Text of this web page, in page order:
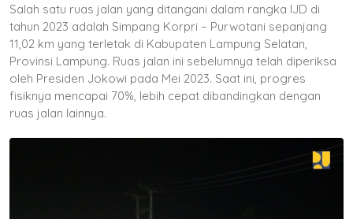
Salah satu ruas jalan yang ditangani dalam rangka IJD di
tahun 2023 adalah Simpang Korpri – Purwotani sepanjang
11,02 km yang terletak di Kabupaten Lampung Selatan,
Provinsi Lampung. Ruas jalan ini sebelumnya telah diperiksa
oleh Presiden Jokowi pada Mei 2023. Saat ini, progres
fisiknya mencapai 70%, lebih cepat dibandingkan dengan
ruas jalan lainnya.